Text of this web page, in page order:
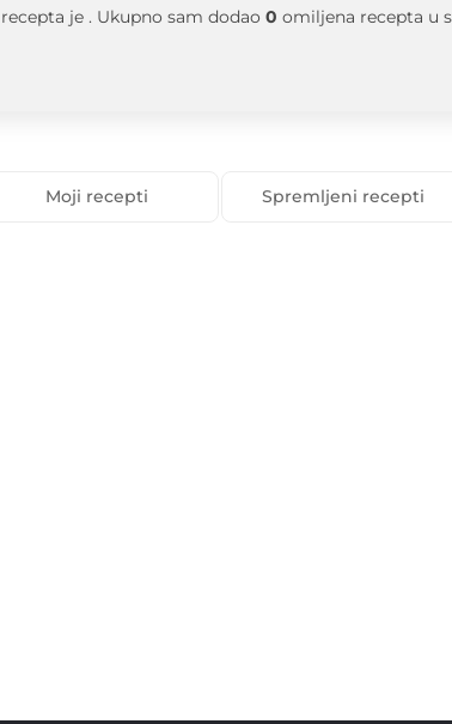
recepta je . Ukupno sam dodao 0 omiljena recepta u
Moji recepti Spremljeni recepti